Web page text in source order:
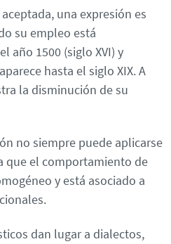
una expresión es
su empleo está
año 1500 (siglo XVI) y
hasta el siglo XIX. A
la disminución de su
no siempre puede aplicarse
que el comportamiento de
y está asociado a
dan lugar a dialectos,